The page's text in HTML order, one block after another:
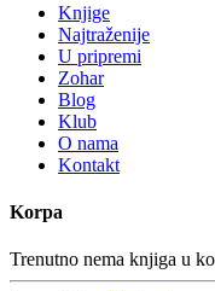
Knjige
Najtraženije
U pripremi
Zohar
Blog
Klub
O nama
Kontakt
Korpa
Trenutno nema knjiga u